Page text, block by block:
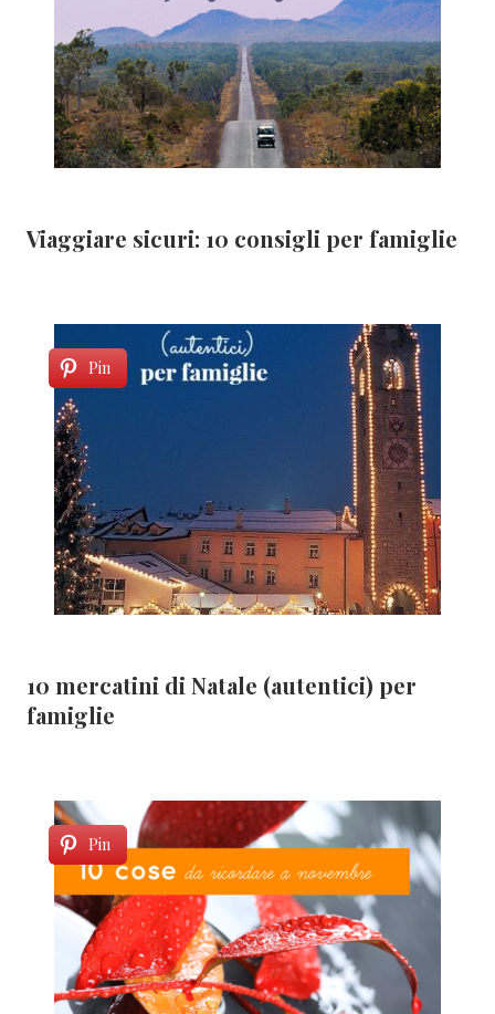
Viaggiare sicuri: 10 consigli per famiglie
Pin
10 mercatini di Natale (autentici) per
famiglie
Pin